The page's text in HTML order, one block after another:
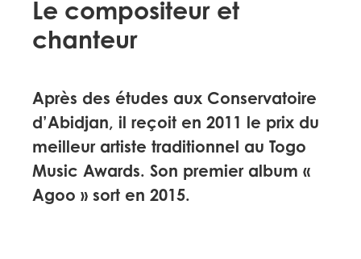
Le compositeur et
chanteur
Après des études aux Conservatoire
d’Abidjan, il reçoit en 2011 le prix du
meilleur artiste traditionnel au Togo
Music Awards. Son premier album «
Agoo » sort en 2015.